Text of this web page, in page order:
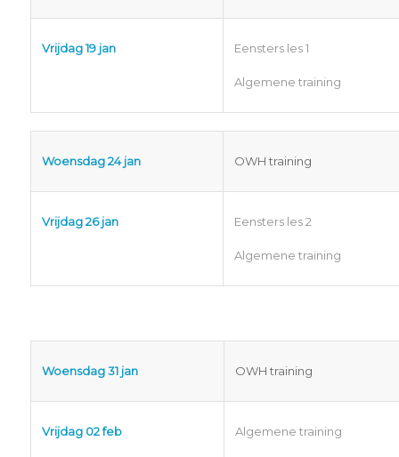
Vrijdag 19 jan Eensters les 1
Algemene training
Woensdag 24 jan OWH training
Vrijdag 26 jan Eensters les 2
Algemene training
Woensdag 31 jan OWH training
Vrijdag 02 feb Algemene training